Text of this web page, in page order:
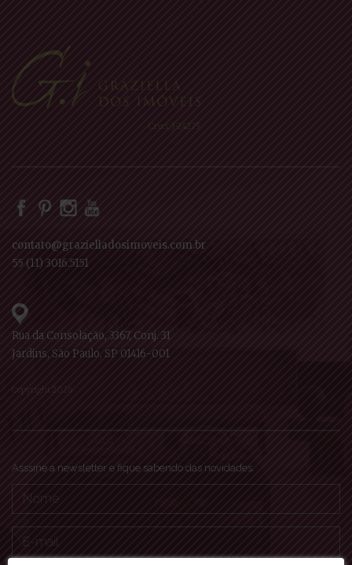
Creci: J-24275
contato@grazielladosimoveis.com.br
55 (11) 3016.5151
Rua da Consolação, 3367, Conj. 31
Jardins, São Paulo, SP 01416-001
Copyright 2026
Asssine a newsletter e fique sabendo das novidades.